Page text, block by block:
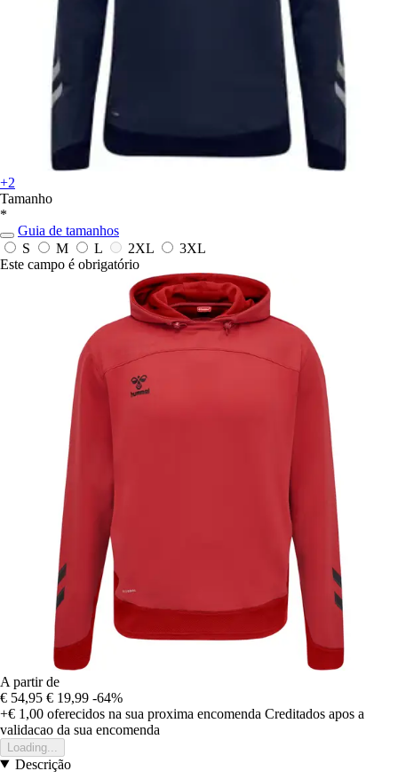
+2
Tamanho
*
Guia de tamanhos
S
M L 2XL
3XL
Este campo é obrigatório
A partir de
€ 54,95 € 19,99 -64%
+€ 1,00 oferecidos na sua proxima encomenda Creditados apos a
validacao da sua encomenda
Loading...
Descrição